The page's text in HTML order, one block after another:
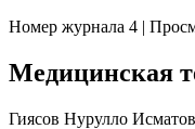
Номер журнала 4 |
Медицинская
Гиясов Нурулло